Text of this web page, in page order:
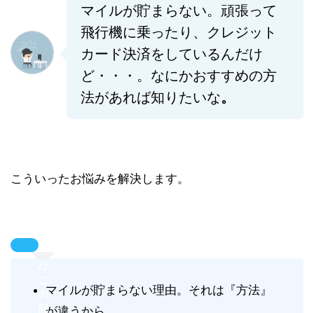
マイルが貯まらない。頑張って
飛行機に乗ったり、クレジット
カード決済をしているんだけ
ど・・・。 なにかおすすめの方
法があれば知りたいな。
こういったお悩みを解決します。
記
マイルが貯まらない理由。それは『方法』